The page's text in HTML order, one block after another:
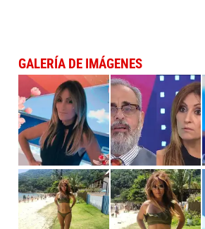
GALERÍA DE IMÁGENES